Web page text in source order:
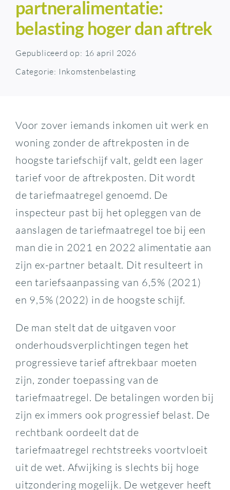
partneralimentatie:
belasting hoger dan aftrek
Gepubliceerd op: 16 april 2026
Categorie: Inkomstenbelasting
Voor zover iemands inkomen uit werk en
woning zonder de aftrekposten in de
hoogste tariefschijf valt, geldt een lager
tarief voor de aftrekposten. Dit wordt
de tariefmaatregel genoemd. De
inspecteur past bij het opleggen van de
aanslagen de tariefmaatregel toe bij een
man die in 2021 en 2022 alimentatie aan
zijn ex-partner betaalt. Dit resulteert in
een tariefsaanpassing van 6,5% (2021)
en 9,5% (2022) in de hoogste schijf.
De man stelt dat de uitgaven voor
onderhoudsverplichtingen tegen het
progressieve tarief aftrekbaar moeten
zijn, zonder toepassing van de
tariefmaatregel. De betalingen worden bij
zijn ex immers ook progressief belast. De
rechtbank oordeelt dat de
tariefmaatregel rechtstreeks voortvloeit
uit de wet. Afwijking is slechts bij hoge
uitzondering mogelijk. De wetgever heeft